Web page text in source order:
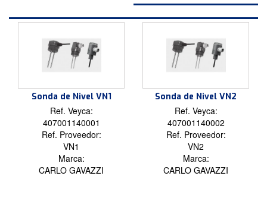
Sonda de Nivel VN1
Ref. Veyca:
407001140001
Ref. Proveedor:
VN1
Marca:
CARLO GAVAZZI
Sonda de Nivel VN2
Ref. Veyca:
407001140002
Ref. Proveedor:
VN2
Marca:
CARLO GAVAZZI